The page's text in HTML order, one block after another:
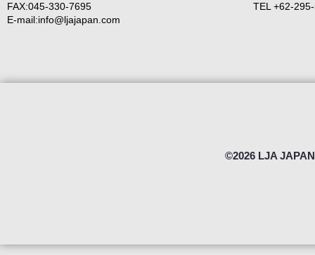
FAX:045-330-7695
E-mail:info@ljajapan.com
TEL +62-
©2026 LJA